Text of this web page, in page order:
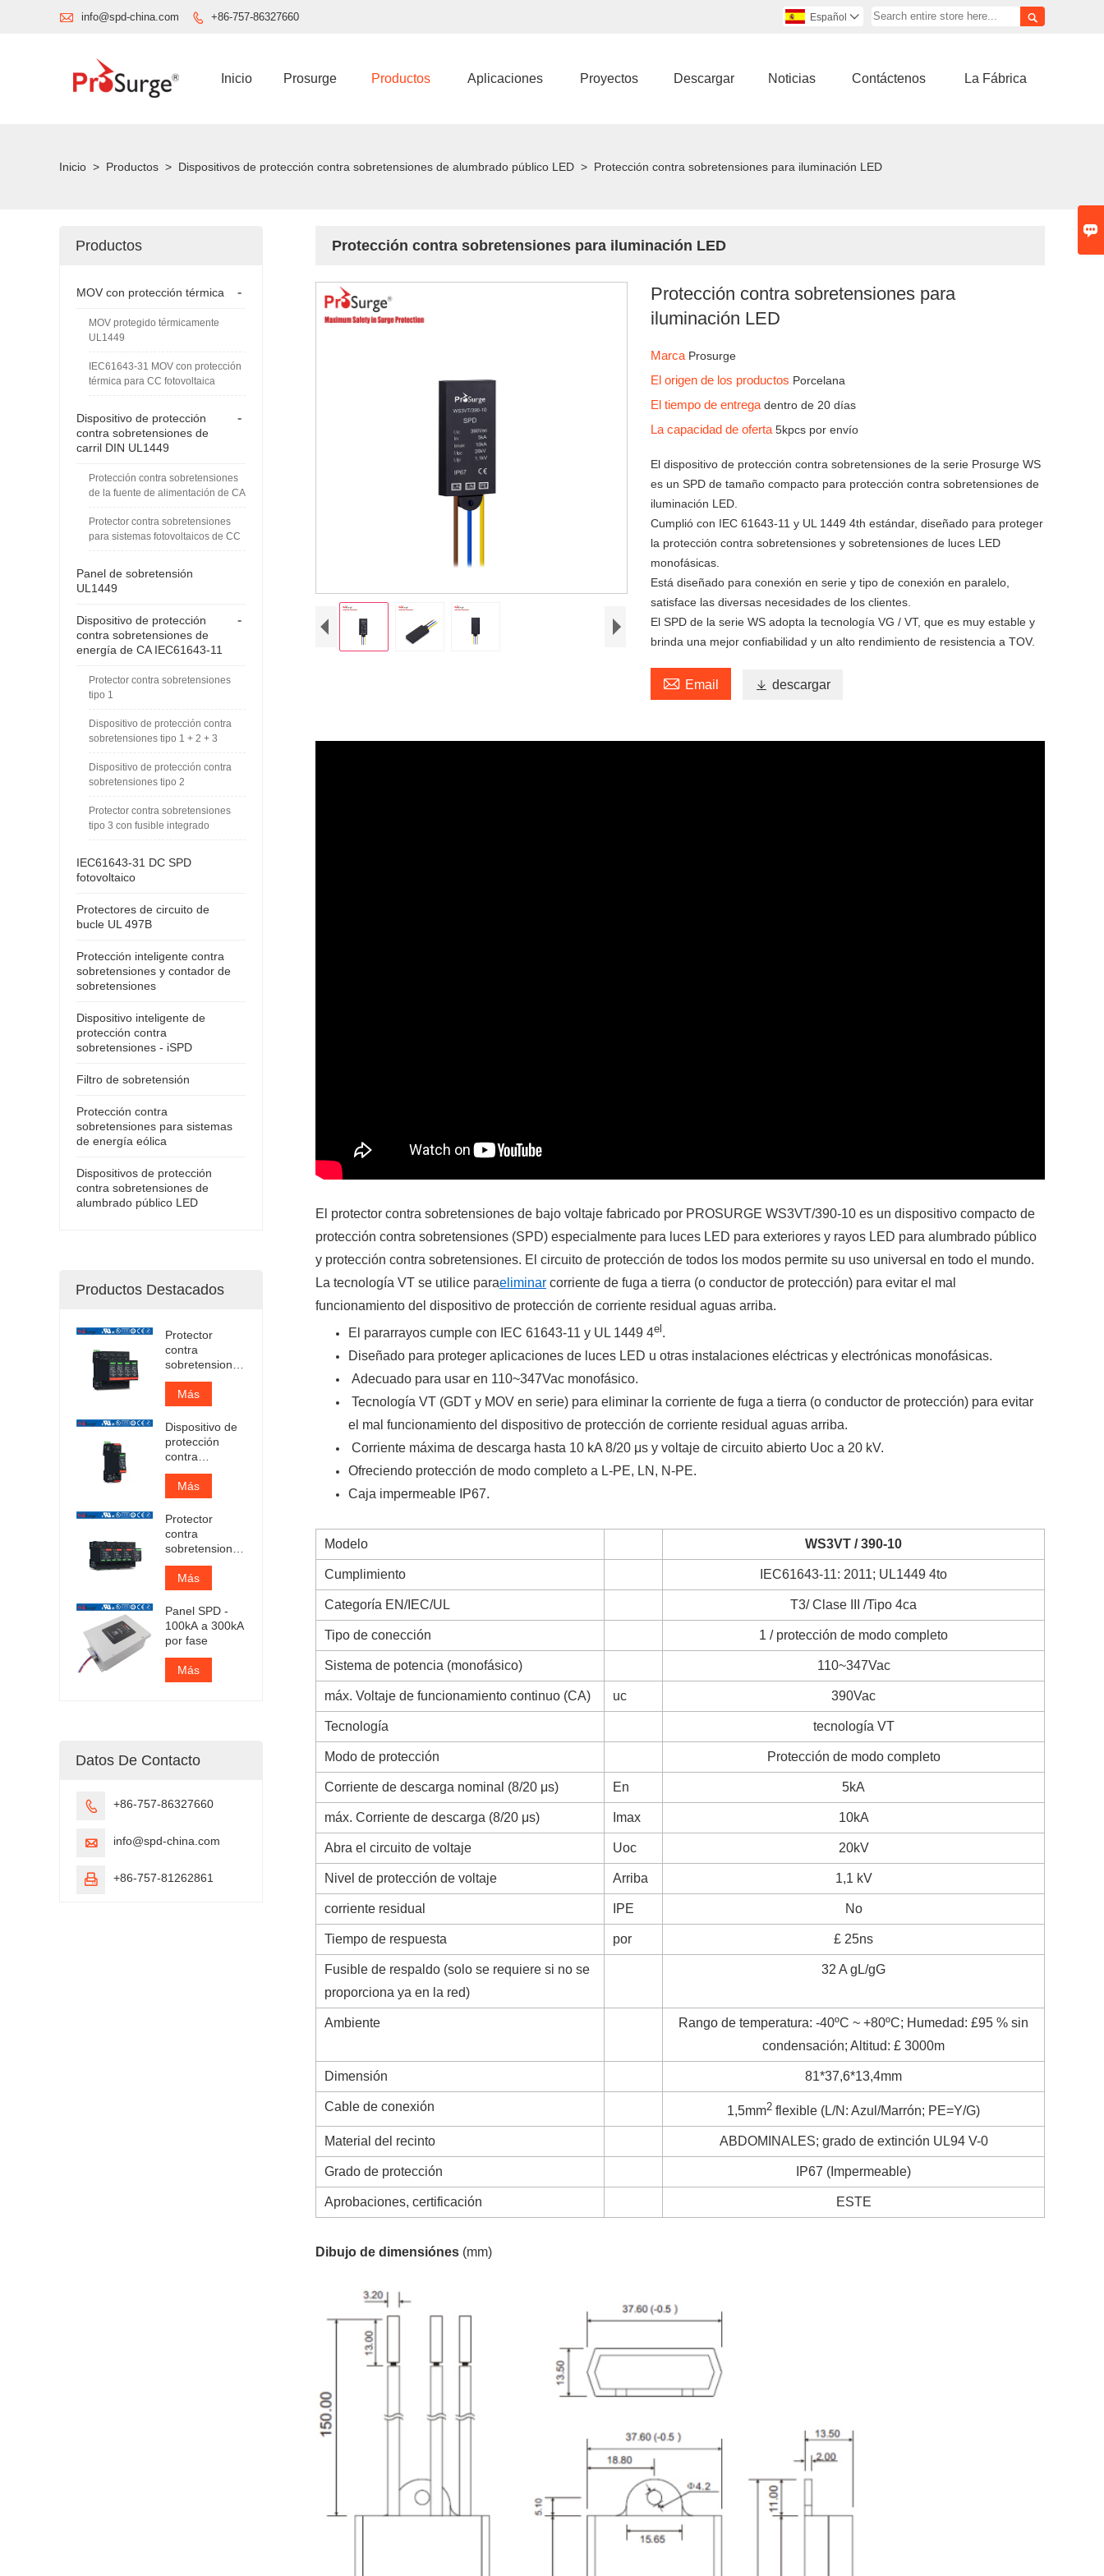

 info@spd-china.com  +86-757-86327660 
Español 
Inicio Prosurge Productos Aplicaciones Proyectos Descargar Noticias Contáctenos La Fábrica
Inicio > Productos > Dispositivos de protección contra sobretensiones de alumbrado público LED > Protección contra sobretensiones para iluminación LED
Protección contra sobretensiones para iluminación LED
Protección contra sobretensiones para
iluminación LED
Marca Prosurge
El origen de los productos Porcelana
El tiempo de entregadentro de 20 días
La capacidad de oferta5kpcs por envío
El dispositivo de protección contra sobretensiones de la serie Prosurge WS
es un SPD de tamaño compacto para protección contra sobretensiones de
iluminación LED.
Cumplió con IEC 61643-11 y UL 1449 4th estándar, diseñado para proteger
la protección contra sobretensiones y sobretensiones de luces LED
monofásicas.
Está diseñado para conexión en serie y tipo de conexión en paralelo,
satisface las diversas necesidades de los clientes.
El SPD de la serie WS adopta la tecnología VG / VT, que es muy estable y
brinda una mejor confiabilidad y un alto rendimiento de resistencia a TOV.
 Email  descargar
El protector contra sobretensiones de bajo voltaje fabricado por PROSURGE WS3VT/390-10 es un dispositivo compacto de
protección contra sobretensiones (SPD) especialmente para luces LED para exteriores y rayos LED para alumbrado público
y protección contra sobretensiones. El circuito de protección de todos los modos permite su uso universal en todo el mundo.
La tecnología VT se utilice paraeliminar corriente de fuga a tierra (o conductor de protección) para evitar el mal
funcionamiento del dispositivo de protección de corriente residual aguas arriba.
El pararrayos cumple con IEC 61643-11 y UL 1449 4el.
Diseñado para proteger aplicaciones de luces LED u otras instalaciones eléctricas y electrónicas monofásicas.
Adecuado para usar en 110~347Vac monofásico.
Tecnología VT (GDT y MOV en serie) para eliminar la corriente de fuga a tierra (o conductor de protección) para evitar
el mal funcionamiento del dispositivo de protección de corriente residual aguas arriba.
Corriente máxima de descarga hasta 10 kA 8/20 μs y voltaje de circuito abierto Uoc a 20 kV.
Ofreciendo protección de modo completo a L-PE, LN, N-PE.
Caja impermeable IP67.
Modelo WS3VT / 390-10
Cumplimiento IEC61643-11: 2011; UL1449 4to
Categoría EN/IEC/UL T3/ Clase III /Tipo 4ca
Tipo de conección 1 / protección de modo completo
Sistema de potencia (monofásico) 110~347Vac
máx. Voltaje de funcionamiento continuo (CA) uc 390Vac
Tecnología tecnología VT
Modo de protección Protección de modo completo
Corriente de descarga nominal (8/20 μs) En 5kA
máx. Corriente de descarga (8/20 μs) Imax 10kA
Abra el circuito de voltaje Uoc 20kV
Nivel de protección de voltaje Arriba 1,1 kV
corriente residual IPE No
Tiempo de respuesta por £ 25ns
Fusible de respaldo (solo se requiere si no se
proporciona ya en la red)
32 A gL/gG
Ambiente
Rango de temperatura: -40ºC ~ +80ºC; Humedad: £95 % sin
condensación; Altitud: £ 3000m
Dimensión 81*37,6*13,4mm
Cable de conexión 1,5mm2 flexible (L/N: Azul/Marrón; PE=Y/G)
Material del recinto ABDOMINALES; grado de extinción UL94 V-0
Grado de protección IP67 (Impermeable)
Aprobaciones, certificación ESTE
Dibujo de dimensiónes (mm)
Productos
-
MOV con protección térmica
MOV protegido térmicamente
UL1449
IEC61643-31 MOV con protección
térmica para CC fotovoltaica
-
Dispositivo de protección
contra sobretensiones de
carril DIN UL1449
Protección contra sobretensiones
de la fuente de alimentación de CA
Protector contra sobretensiones
para sistemas fotovoltaicos de CC
Panel de sobretensión
UL1449
-
Dispositivo de protección
contra sobretensiones de
energía de CA IEC61643-11
Protector contra sobretensiones
tipo 1
Dispositivo de protección contra
sobretensiones tipo 1 + 2 + 3
Dispositivo de protección contra
sobretensiones tipo 2
Protector contra sobretensiones
tipo 3 con fusible integrado
IEC61643-31 DC SPD
fotovoltaico
Protectores de circuito de
bucle UL 497B
Protección inteligente contra
sobretensiones y contador de
sobretensiones
Dispositivo inteligente de
protección contra
sobretensiones - iSPD
Filtro de sobretensión
Protección contra
sobretensiones para sistemas
de energía eólica
Dispositivos de protección
contra sobretensiones de
alumbrado público LED
Productos Destacados
Protector
contra
sobretensiones
enchufable
Iimp 12.5kA
certificado por
TUV
Más
Dispositivo de
protección
contra
sobretensiones
CA tipo 1+2
certificado por
TUV
Más
Protector
contra
sobretensiones
enchufable
Iimp 25kA
certificado por
TUV
Más
Panel SPD -
100kA a 300kA
por fase
Más
Datos De Contacto
 +86-757-86327660
 info@spd-china.com
 +86-757-81262861